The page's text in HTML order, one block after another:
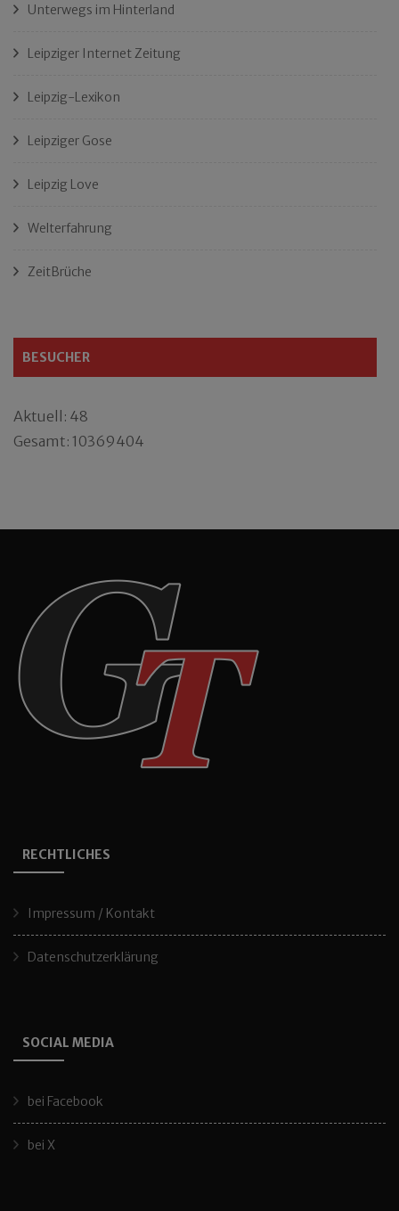
Unterwegs im Hinterland
Leipziger Internet Zeitung
Leipzig-Lexikon
Leipziger Gose
Leipzig Love
Welterfahrung
ZeitBrüche
BESUCHER
Aktuell: 48
Gesamt: 10369404
RECHTLICHES
Impressum / Kontakt
Datenschutzerklärung
SOCIAL MEDIA
bei Facebook
bei X